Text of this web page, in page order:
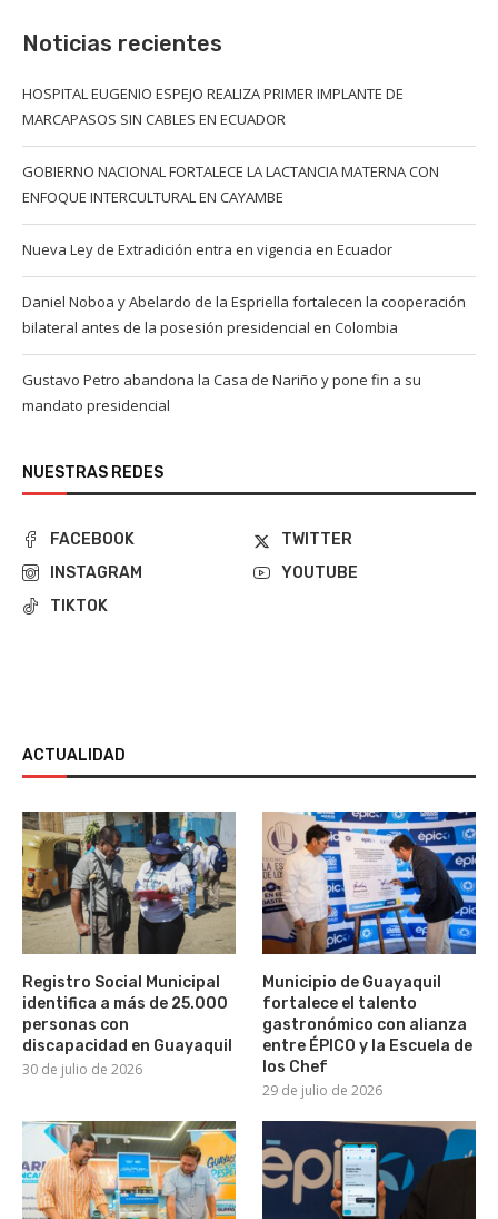
Noticias recientes
HOSPITAL EUGENIO ESPEJO REALIZA PRIMER IMPLANTE DE
MARCAPASOS SIN CABLES EN ECUADOR
GOBIERNO NACIONAL FORTALECE LA LACTANCIA MATERNA CON
ENFOQUE INTERCULTURAL EN CAYAMBE
Nueva Ley de Extradición entra en vigencia en Ecuador
Daniel Noboa y Abelardo de la Espriella fortalecen la cooperación
bilateral antes de la posesión presidencial en Colombia
Gustavo Petro abandona la Casa de Nariño y pone fin a su
mandato presidencial
NUESTRAS REDES
FACEBOOK
TWITTER
INSTAGRAM
YOUTUBE
TIKTOK
ACTUALIDAD
Registro Social Municipal
identifica a más de 25.000
personas con
discapacidad en Guayaquil
30 de julio de 2026
Municipio de Guayaquil
fortalece el talento
gastronómico con alianza
entre ÉPICO y la Escuela de
los Chef
29 de julio de 2026